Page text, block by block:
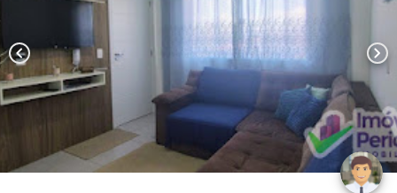
chevron_left chevron_right